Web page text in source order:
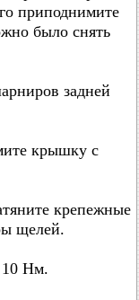
приподнимите
было снять
задней
крышку с
крепежные
щелей.
10 Нм.